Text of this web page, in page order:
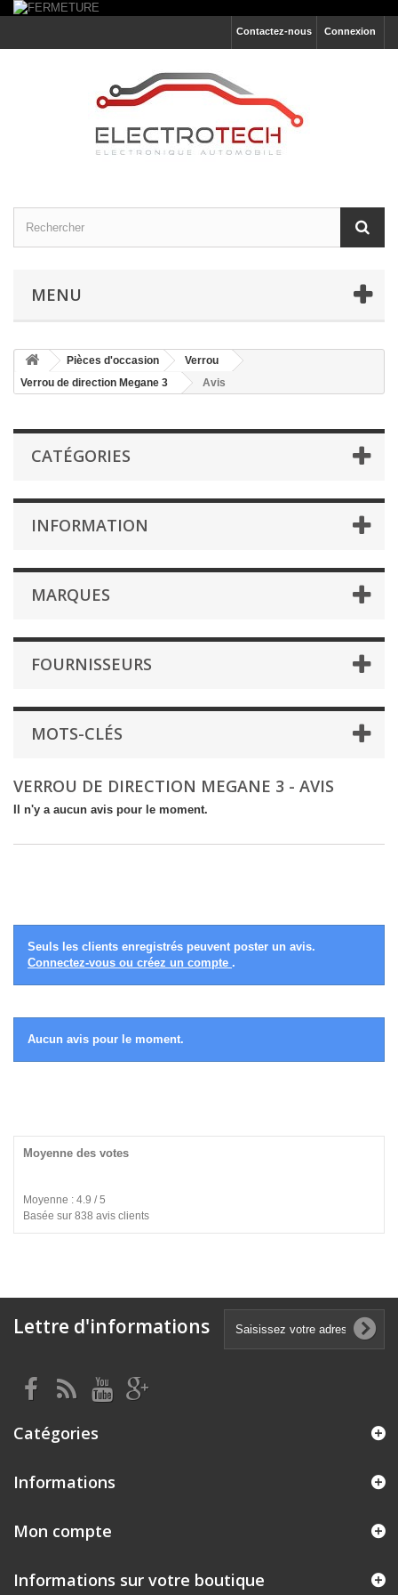
Connexion
Contactez-nous
MENU
Pièces d'occasion
Verrou
Verrou de direction Megane 3
Avis
CATÉGORIES
INFORMATION
MARQUES
FOURNISSEURS
MOTS-CLÉS
VERROU DE DIRECTION MEGANE 3 - AVIS
Il n'y a aucun avis pour le moment.
Seuls les clients enregistrés peuvent poster un avis.
Connectez-vous ou créez un compte .
Aucun avis pour le moment.
Moyenne des votes
Moyenne : 4.9 / 5
Basée sur 838 avis clients
Lettre d'informations
Catégories
Informations
Mon compte
Informations sur votre boutique